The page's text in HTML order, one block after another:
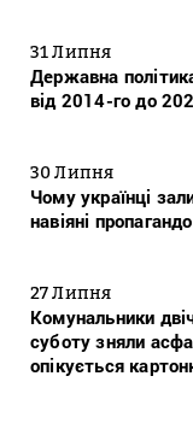
31 Липня
Державна
від 2014-го до
30 Липня
Чому українці
навіяні
27 Липня
Комунальники
суботу зняли
опікується